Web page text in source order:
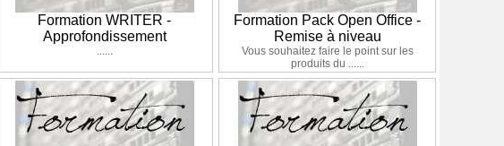
Formation WRITER -
Approfondissement
......
Formation Pack Open Office -
Remise à niveau
Vous souhaitez faire le point sur les
produits du ......